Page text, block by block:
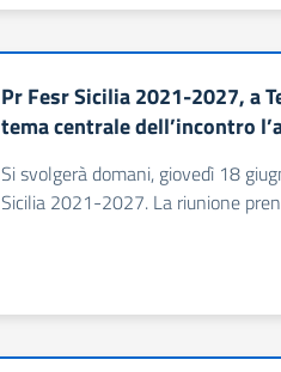
Pr Fesr Sicilia 2021-2027, a
tema centrale dell’incontro
Si svolgerà domani, giovedì 18
Sicilia 2021-2027. La riunione